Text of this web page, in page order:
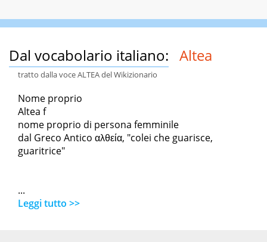
Dal vocabolario italiano: Altea
tratto dalla voce ALTEA del Wikizionario
Nome proprio
Altea f
nome proprio di persona femminile
dal Greco Antico αλθεία, "colei che guarisce,
guaritrice"
...
Leggi tutto >>